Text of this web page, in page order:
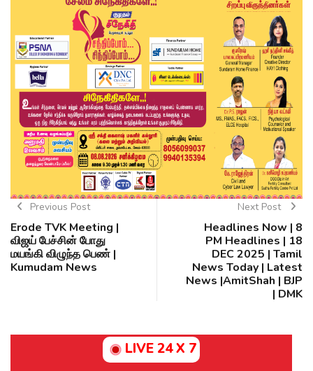
Previous Post
Erode TVK Meeting |
விஜய் பேச்சின் போது
மயங்கி விழுந்த பெண் |
Kumudam News
Next Post
Headlines Now | 8
PM Headlines | 18
DEC 2025 | Tamil
News Today | Latest
News |AmitShah | BJP
| DMK
LIVE 24 X 7